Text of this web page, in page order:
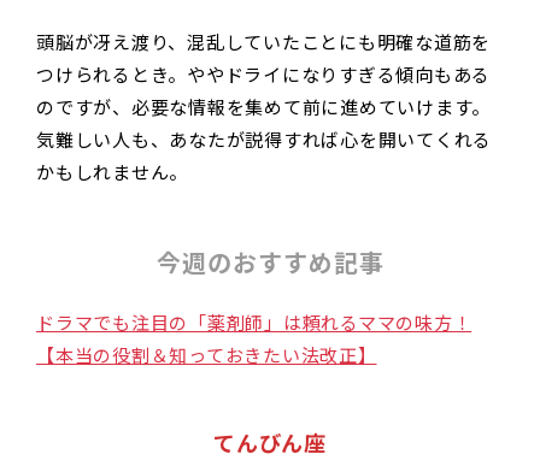
頭脳が冴え渡り、混乱していたことにも明確な道筋を
つけられるとき。ややドライになりすぎる傾向もある
のですが、必要な情報を集めて前に進めていけます。
気難しい人も、あなたが説得すれば心を開いてくれる
かもしれません。
今週のおすすめ記事
ドラマでも注目の「薬剤師」は頼れるママの味方！
【本当の役割＆知っておきたい法改正】
てんびん座